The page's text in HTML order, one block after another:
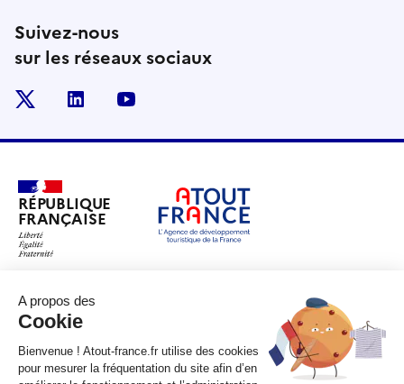
Suivez-nous
sur les réseaux sociaux
linkedin
RÉPUBLIQUE
FRANÇAISE
legifrance.gouv.fr
service-public.fr
data.gouv.fr